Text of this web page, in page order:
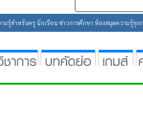
รู้สำหรับครู นักเรียน ข่าวการศึกษา ห้องสมุดความรู้ทุ